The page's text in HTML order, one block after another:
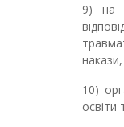
9) на
10)
освіти